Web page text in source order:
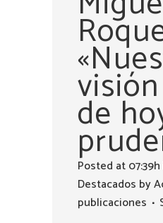
de
Posted at 07:39h
Destacados by
publicaciones